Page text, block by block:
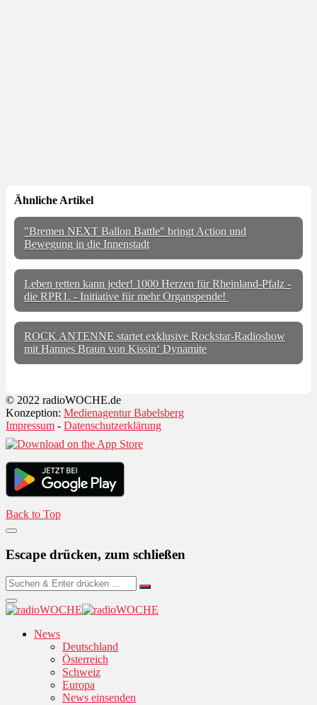
Ähnliche Artikel
"Bremen NEXT Ballon Battle" bringt Action und
Bewegung in die Innenstadt
Leben retten kann jeder! 1000 Herzen für Rheinland-Pfalz -
die RPR1. - Initiative für mehr Organspende!
ROCK ANTENNE startet exklusive Rockstar-Radioshow
mit Hannes Braun von Kissin‘ Dynamite
© 2022 radioWOCHE.de
Konzeption: Medienagentur Babelsberg
Impressum - Datenschutzerklärung
Back to Top
Escape drücken, zum schließen
News
Deutschland
Österreich
Schweiz
Europa
News einsenden